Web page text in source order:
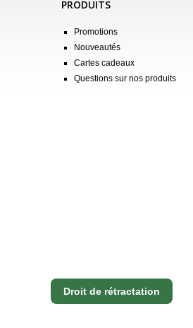
PRODUITS
Promotions
Nouveautés
Cartes cadeaux
Questions sur nos produits
Droit de rétractation